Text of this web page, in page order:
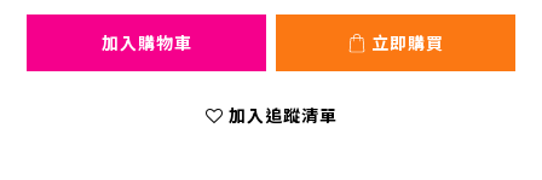
加入購物車 立即購買
加入追蹤清單